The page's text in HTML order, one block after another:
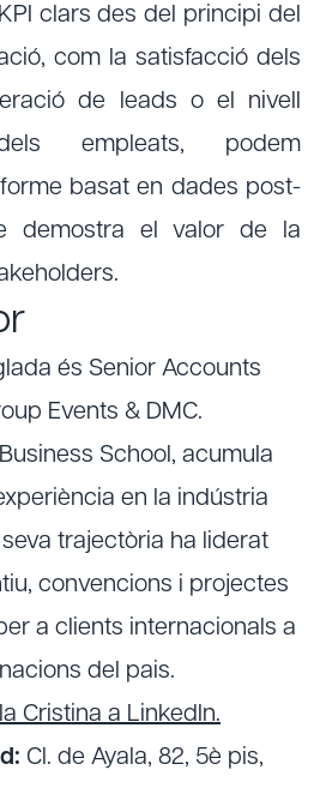
clars des del principi del
com la satisfacció dels
de leads o el nivell
empleats, podem
basat en dades post-
demostra el valor de la
és Senior Accounts
Events & DMC.
School, acumula
en la indústria
seva trajectòria ha liderat
convencions i projectes
a clients internacionals a
del pais.
Cristina a LinkedIn.
Cl. de Ayala, 82, 5è pis,